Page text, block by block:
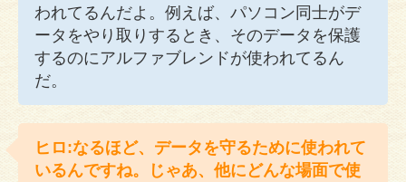
われてるんだよ。例えば、パソコン同士がデ
ータをやり取りするとき、そのデータを保護
するのにアルファブレンドが使われてるん
だ。
ヒロ:なるほど、データを守るために使われて
いるんですね。じゃあ、他にどんな場面で使